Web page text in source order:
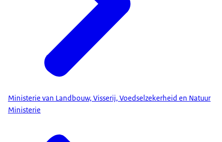
Ministerie van Landbouw, Visserij, Voedselzekerheid en Natuur
Ministerie